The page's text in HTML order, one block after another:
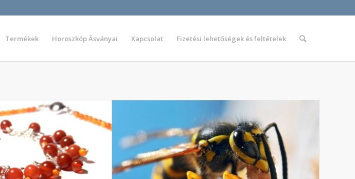
Termékek Horoszkóp Ásványai Kapcsolat Fizetési lehetőségek és feltételek